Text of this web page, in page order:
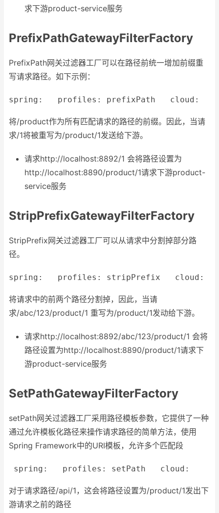
求下游product-service服务
PrefixPathGatewayFilterFactory
PrefixPath网关过滤器工厂可以在路径前统一增加前缀重
写请求路径。如下示例：
spring: profiles: prefixPath cloud:
将/product作为所有匹配请求的路径的前缀。因此，当请
求/1将被重写为/product/1发送给下游。
请求http://localhost:8892/1 会将路径设置为
http://localhost:8890/product/1请求下游product-
service服务
StripPrefixGatewayFilterFactory
StripPrefix网关过滤器工厂可以从请求中分割掉部分路
径。
spring: profiles: stripPrefix cloud:
将请求中的前两个路径分割掉，因此，当请
求/abc/123/product/1 重写为/product/1发动给下游。
请求http://localhost:8892/abc/123/product/1 会将
路径设置为http://localhost:8890/product/1请求下
游product-service服务
SetPathGatewayFilterFactory
setPath网关过滤器工厂采用路径模板参数，它提供了一种
通过允许模板化路径来操作请求路径的简单方法，使用
Spring Framework中的URI模板，允许多个匹配段
spring: profiles: setPath cloud:
对于请求路径/api/1，这会将路径设置为/product/1发出下
游请求之前的路径